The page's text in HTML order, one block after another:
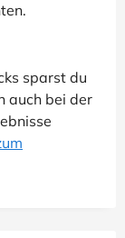
sparst du
auch bei der